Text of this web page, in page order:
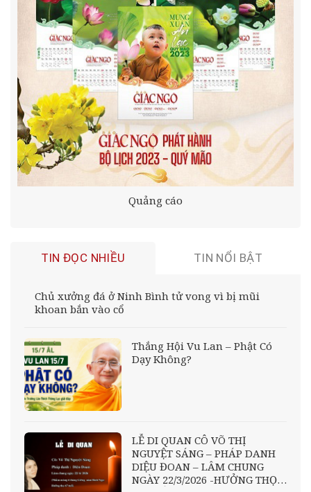
Quảng cáo
TIN ĐỌC NHIỀU TIN NỔI BẬT
Chủ xưởng đá ở Ninh Bình tử vong vì bị mũi
khoan bắn vào cổ
Thắng Hội Vu Lan – Phật Có
Dạy Không?
LỄ DI QUAN CÔ VÕ THỊ
NGUYỆT SÁNG – PHÁP DANH
DIỆU ĐOAN – LÂM CHUNG
NGÀY 22/3/2026 -HƯỞNG THỌ